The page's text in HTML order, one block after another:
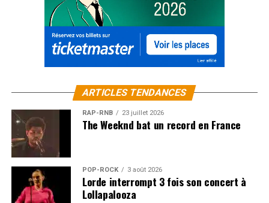
ARTICLES TENDANCES
RAP-RNB 23 juillet 2026
The Weeknd bat un record en France
POP-ROCK 3 août 2026
Lorde interrompt 3 fois son concert à
Lollapalooza